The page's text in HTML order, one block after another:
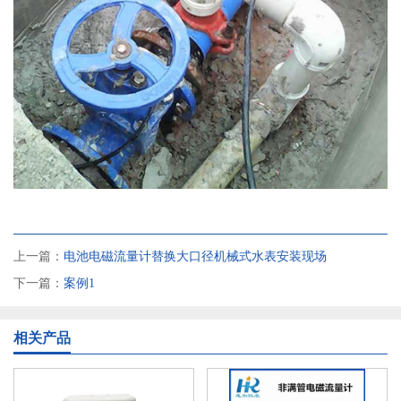
上一篇： 电池电磁流量计替换大口径机械式水表安装现场
下一篇： 案例1
相关产品